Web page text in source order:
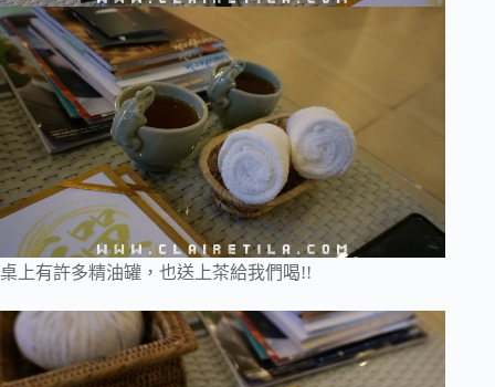
桌上有許多精油罐，也送上茶給我們喝!!